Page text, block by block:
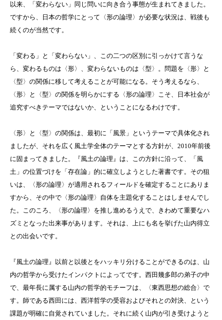
以来、「変わらない」同じ問いに向き合う事態が生まれてきました。
ですから、日本の哲学にとって〈形の論理〉が必要な状況は、戦後も
続くのが当然です。
「変わる」と「変わらない」、この二つの区別に引っかけて言うな
ら、変わるものは〈形〉、変わらないものは〈型〉。問題を〈形〉と
〈型〉の関係に移して考えることが可能になる。そう考えるなら、
〈形〉と〈型〉の関係を明らかにする〈形の論理〉こそ、日本社会が
追究すべきテーマではないか、ということになるわけです。
〈形〉と〈型〉の関係は、最初に「風景」というテーマで具体化され
ましたが、それを広く風土学全体のテーマとする方針が、 2010年前後
に固まってきました。『風土の論理』は、この方針に沿って、「風
土」の位置づけを「存在論」的に確立しようとした著書です。その狙
いは、〈形の論理〉が適用されるフィールドを確定することにありま
すから、その中で〈形の論理〉自体を主題化することはしませんでし
た。このころ、〈形の論理〉を推し進めるうえで、きわめて重要なハ
ズミとなった出来事があります。それは、上にも名を挙げた山内得立
との出会いです。
『風土の論理』以前と以後とをハッキリ分けることができるのは、山
内の哲学から受けたインパクトによってです。西田幾多郎の弟子の中
で、最年長に属する山内の哲学的モチーフは、〈東西思想の総合〉で
す。師である西田には、西洋哲学の受容およびそれとの対決、という
課題が明確に自覚されていました。それに続く山内が引き受けようと